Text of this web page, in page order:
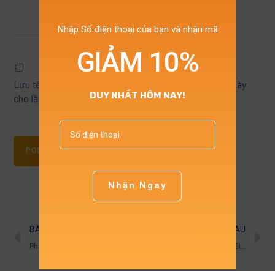
Lưu tên của tôi, email, và trang web trong trình duyệt này
cho lần bình luận kế tiếp của tôi.
POST A COMMENT
BÀI TRƯỚC BÀI SAU
Nhập Số điện thoại của bạn và nhận mã
GIẢM 10%
DUY NHẤT HÔM NAY!
Nhận Ngay